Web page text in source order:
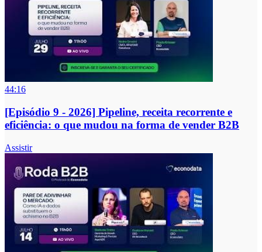
44:16
[Episódio 9 - 2026] Pipeline, receita recorrente e
eficiência: o que mudou na forma de vender B2B
Assistir